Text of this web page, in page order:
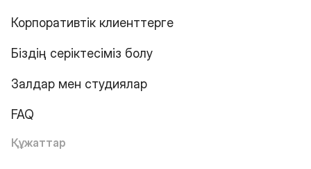
Корпоративтік клиенттерге
Біздің серіктесіміз болу
Залдар мен студиялар
FAQ
Құжаттар